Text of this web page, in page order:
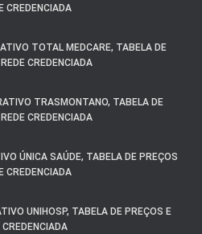
CREDENCIADA
TOTAL MEDCARE, TABELA DE
CREDENCIADA
TRASMONTANO, TABELA DE
CREDENCIADA
ÚNICA SAÚDE, TABELA DE PREÇOS
CREDENCIADA
UNIHOSP, TABELA DE PREÇOS E
CREDENCIADA